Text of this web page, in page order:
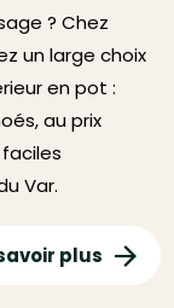
? Chez
un large choix
en pot :
au prix
Var.
plus